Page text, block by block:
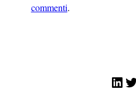
commenti.